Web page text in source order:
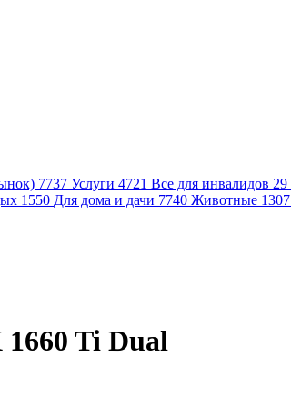
7737 Услуги 4721 Все для инвалидов 29
1550 Для дома и дачи 7740 Животные 1307
Ti Dual